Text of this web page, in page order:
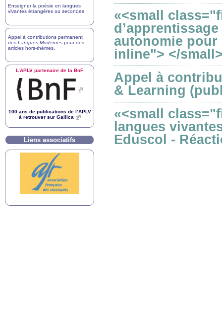
«<small
autonomie pour
inline"> </
Appel à
& Learning
«<small
langues
Eduscol -
Enseigner la poésie en langues
vivantes étrangères ou secondes
Appel à contributions permanent
des Langues Modernes pour des
articles hors-thèmes
L’APLV partenaire de la BnF
100 ans de publications de l’APLV
à retrouver sur Gallica
Liens associatifs